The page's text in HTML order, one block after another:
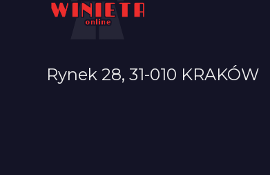
Rynek 28, 31-010 KRAKÓW